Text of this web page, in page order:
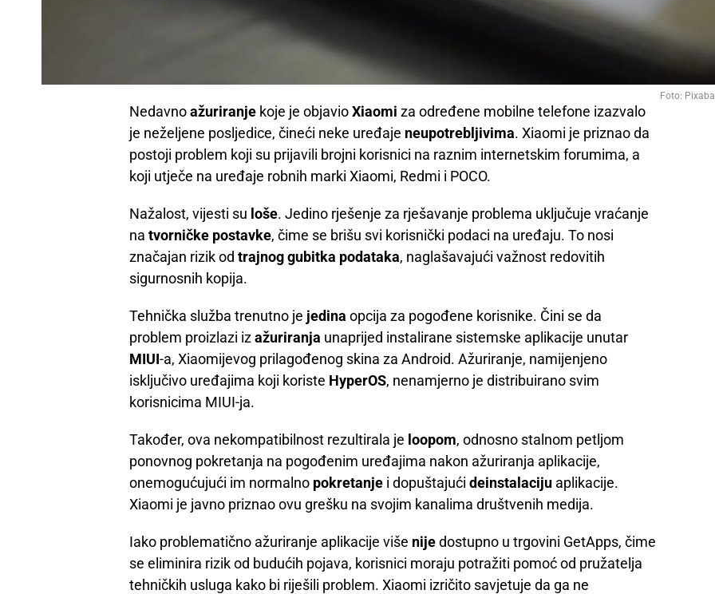
Foto:
Nedavnoažuriranje koje je objavioXiaomi za određene mobilne telefone izazvalo
je neželjene posljedice, čineći neke uređaje neupotrebljivima. Xiaomi je priznao da
postoji problem koji su prijavili brojni korisnici na raznim internetskim forumima, a
koji utječe na uređaje robnih marki Xiaomi, Redmi i POCO.
Nažalost, vijesti su loše. Jedino rješenje za rješavanje problema uključuje vraćanje
na tvorničke postavke, čime se brišu svi korisnički podaci na uređaju. To nosi
značajan rizik od trajnog gubitka podataka, naglašavajući važnost redovitih
sigurnosnih kopija.
Tehnička služba trenutno je jedina opcija za pogođene korisnike. Čini se da
problem proizlazi izažuriranja unaprijed instalirane sistemske aplikacije unutar
MIUI-a, Xiaomijevog prilagođenog skina za Android. Ažuriranje, namijenjeno
isključivo uređajima koji koriste HyperOS, nenamjerno je distribuirano svim
korisnicima MIUI-ja.
Također, ova nekompatibilnost rezultirala je loopom, odnosno stalnom petljom
ponovnog pokretanja na pogođenim uređajima nakon ažuriranja aplikacije,
onemogućujući im normalno pokretanje i dopuštajući deinstalaciju aplikacije.
Xiaomi je javno priznao ovu grešku na svojim kanalima društvenih medija.
Iako problematično ažuriranje aplikacije više nijedostupno u trgovini GetApps, čime
se eliminira rizik od budućih pojava, korisnici moraju potražiti pomoć od pružatelja
tehničkih usluga kako bi riješili problem. Xiaomi izričito savjetuje da ga ne